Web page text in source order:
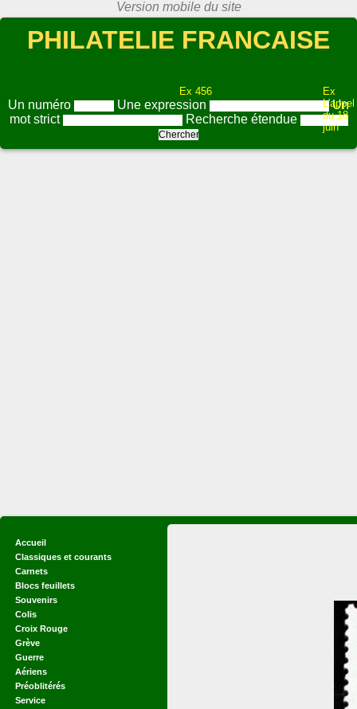
PHILATELIE FRANCAISE
Ex 456
Ex
L'appel
du 18
juin
Un numéro Une expression
Un
mot strict
Recherche étendue
Accueil
Classiques et courants
Carnets
Blocs feuillets
Souvenirs
Colis
Croix Rouge
Grève
Guerre
Aériens
Préoblitérés
Service